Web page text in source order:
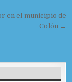
en el municipio de
Colón →